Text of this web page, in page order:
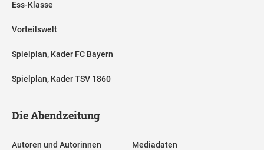
Ess-Klasse
Vorteilswelt
Spielplan, Kader FC Bayern
Spielplan, Kader TSV 1860
Die Abendzeitung
Autoren und Autorinnen Mediadaten